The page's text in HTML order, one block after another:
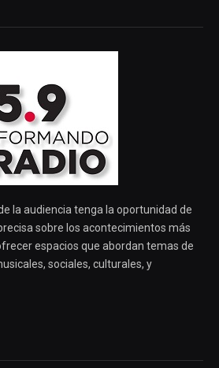
la audiencia tenga la oportunidad de
sobre los acontecimientos más
espacios que abordan temas de
sociales, culturales, y